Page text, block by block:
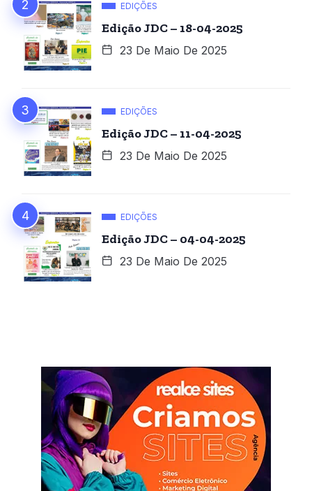
EDIÇÕES
Edição JDC – 18-04-2025
23 De Maio De 2025
EDIÇÕES
Edição JDC – 11-04-2025
23 De Maio De 2025
EDIÇÕES
Edição JDC – 04-04-2025
23 De Maio De 2025